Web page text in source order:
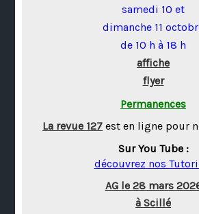
samedi 10 et
dimanche 11
de 10 h à 18 h
affiche
flyer
Permanences
La revue 127 est en ligne pour
Sur You Tube :
découvrez nos
AG le 28 mars
à Scillé